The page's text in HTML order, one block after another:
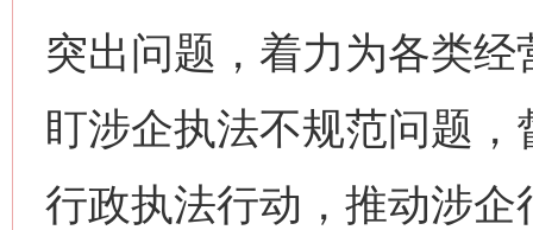
突出问题，着力为各类
盯涉企执法不规范问题
行政执法行动，推动涉